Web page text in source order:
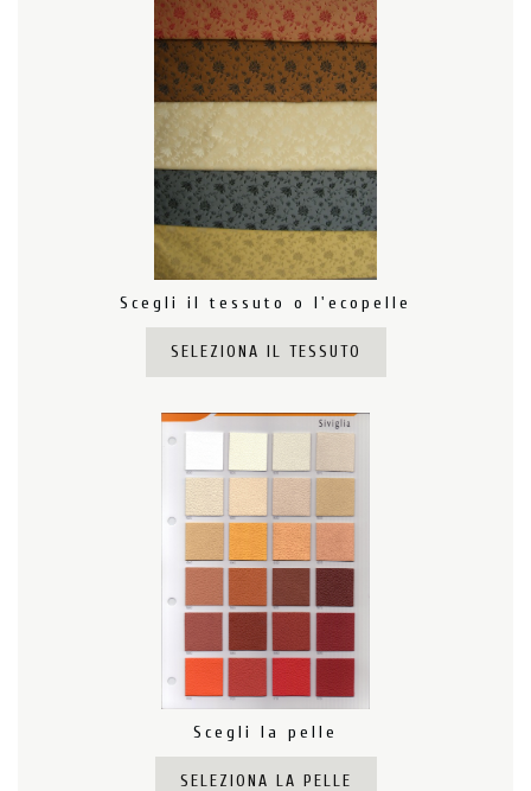
Scegli il tessuto o l'ecopelle
SELEZIONA IL TESSUTO
Scegli la pelle
SELEZIONA LA PELLE